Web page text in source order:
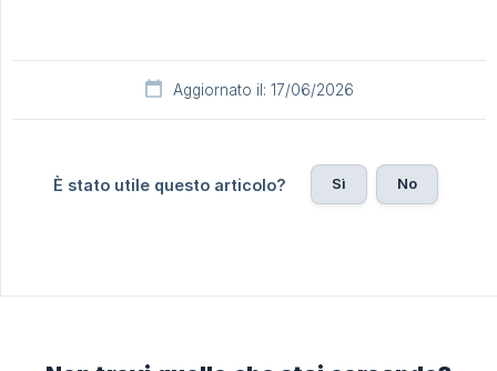
Aggiornato il: 17/06/2026
È stato utile questo articolo? Sì No